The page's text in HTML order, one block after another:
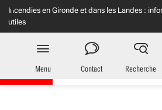
Vous naviguez en mode anonymisé, plus
Incendies en Gironde et dans les Landes :
utiles
Transports
en Nouvelle-
Menu Contact Recherche